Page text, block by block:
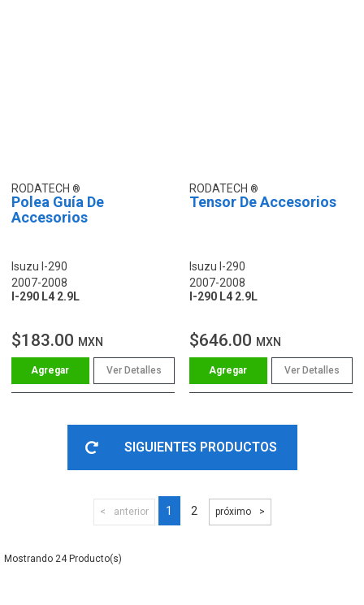
RODATECH
Polea Guía De
Accesorios
Isuzu I-290
2007-2008
I-290 L4 2.9L
$183.00 MXN
Ver Detalles
RODATECH
Tensor De Accesorios
Isuzu I-290
2007-2008
I-290 L4 2.9L
$646.00 MXN
Ver Detalles
SIGUIENTES PRODUCTOS
anterior 1 2 próximo
24